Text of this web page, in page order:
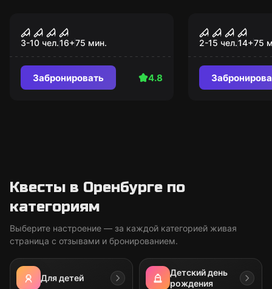
Дьявольский мотель
3-10 чел.16+75 мин.
Забронировать 4.8
Таро
2-15 чел.14+75
Квесты в Оренбурге по
категориям
Выберите настроение — за каждой категорией живая
страница с отзывами и бронированием.
Для детей
Детский день
рождения